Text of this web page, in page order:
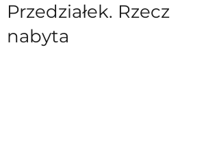
Przedziałek. Rzecz
nabyta